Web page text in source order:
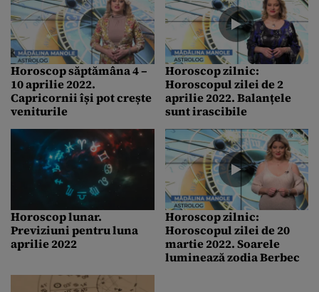
Horoscop săptămâna 4 –
10 aprilie 2022.
Capricornii își pot crește
veniturile
Horoscop zilnic:
Horoscopul zilei de 2
aprilie 2022. Balanțele
sunt irascibile
Horoscop lunar.
Previziuni pentru luna
aprilie 2022
Horoscop zilnic:
Horoscopul zilei de 20
martie 2022. Soarele
luminează zodia Berbec